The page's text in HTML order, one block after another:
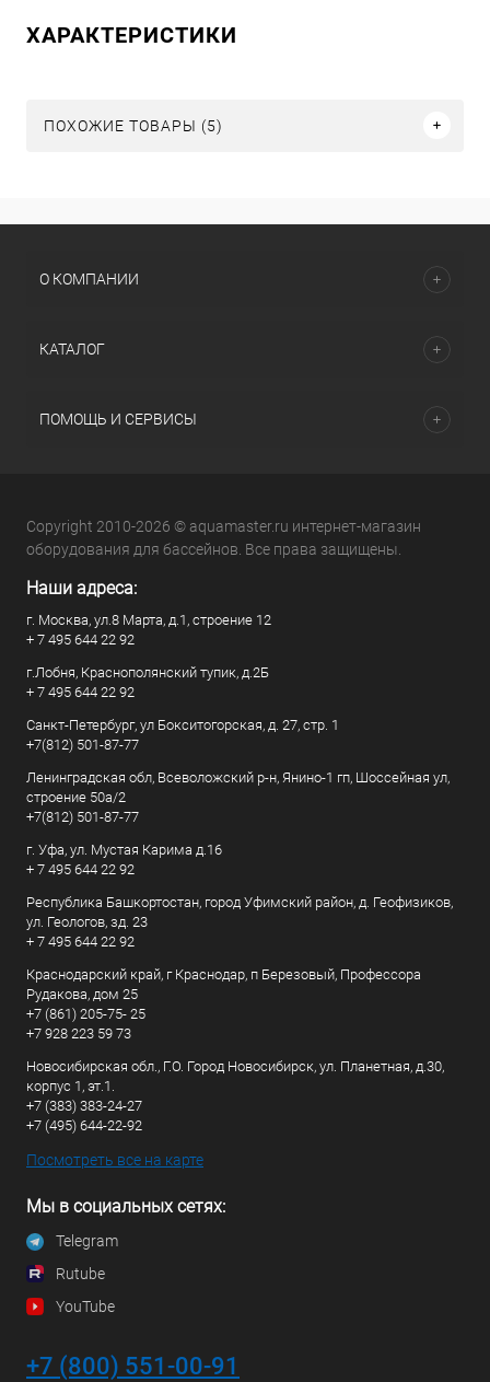
ХАРАКТЕРИСТИКИ
ПОХОЖИЕ ТОВАРЫ (5)
О КОМПАНИИ
КАТАЛОГ
ПОМОЩЬ И СЕРВИСЫ
Copyright 2010-2026 © aquamaster.ru интернет-магазин
оборудования для бассейнов. Все права защищены.
Наши адреса:
г. Москва, ул.8 Марта, д.1, строение 12
+ 7 495 644 22 92
г.Лобня, Краснополянский тупик, д.2Б
+ 7 495 644 22 92
Санкт-Петербург, ул Бокситогорская, д. 27, стр. 1
+7(812) 501-87-77
Ленинградская обл, Всеволожский р-н, Янино-1 гп, Шоссейная ул,
строение 50а/2
+7(812) 501-87-77
г. Уфа, ул. Мустая Карима д.16
+ 7 495 644 22 92
Республика Башкортостан, город Уфимский район, д. Геофизиков,
ул. Геологов, зд. 23
+ 7 495 644 22 92
Краснодарский край, г Краснодар, п Березовый, Профессора
Рудакова, дом 25
+7 (861) 205-75- 25
+7 928 223 59 73
Новосибирская обл., Г.О. Город Новосибирск, ул. Планетная, д.30,
корпус 1, эт.1.
+7 (383) 383-24-27
+7 (495) 644-22-92
Посмотреть все на карте
Мы в социальных сетях:
Telegram
Rutube
YouTube
+7 (800) 551-00-91